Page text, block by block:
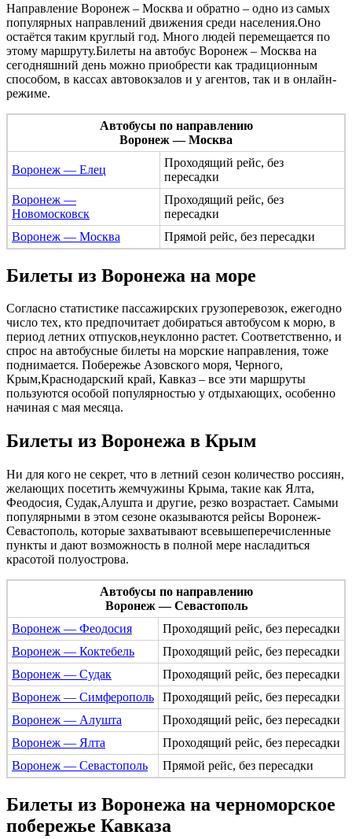
Направление Воронеж – Москва и обратно – одно из самых
популярных направлений движения среди населения.Оно
остаётся таким круглый год. Много людей перемещается по
этому маршруту.Билеты на автобус Воронеж – Москва на
сегодняшний день можно приобрести как традиционным
способом, в кассах автовокзалов и у агентов, так и в онлайн-
режиме.
Автобусы по направлению
Воронеж — Москва
Воронеж — Елец
Проходящий рейс, без
пересадки
Воронеж —
Новомосковск
Проходящий рейс, без
пересадки
Воронеж — Москва
Прямой рейс, без пересадки
Билеты из Воронежа на море
Согласно статистике пассажирских грузоперевозок, ежегодно
число тех, кто предпочитает добираться автобусом к морю, в
период летних отпусков,неуклонно растет. Соответственно, и
спрос на автобусные билеты на морские направления, тоже
поднимается. Побережье Азовского моря, Черного,
Крым,Краснодарский край, Кавказ – все эти маршруты
пользуются особой популярностью у отдыхающих, особенно
начиная с мая месяца.
Билеты из Воронежа в Крым
Ни для кого не секрет, что в летний сезон количество россиян,
желающих посетить жемчужины Крыма, такие как Ялта,
Феодосия, Судак,Алушта и другие, резко возрастает. Самыми
популярными в этом сезоне оказываются рейсы Воронеж-
Севастополь, которые захватывают всевышеперечисленные
пункты и дают возможность в полной мере насладиться
красотой полуострова.
Автобусы по направлению
Воронеж — Севастополь
Воронеж — Феодосия
Проходящий рейс, без пересадки
Воронеж — Коктебель
Проходящий рейс, без пересадки
Воронеж — Судак
Проходящий рейс, без пересадки
Воронеж — Симферополь
Проходящий рейс, без пересадки
Воронеж — Алушта
Проходящий рейс, без пересадки
Воронеж — Ялта
Проходящий рейс, без пересадки
Воронеж — Севастополь
Прямой рейс, без пересадки
Билеты из Воронежа на черноморское
побережье Кавказа